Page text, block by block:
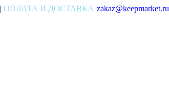
| ОПЛАТА И ДОСТАВКА zakaz@keepmarket.ru